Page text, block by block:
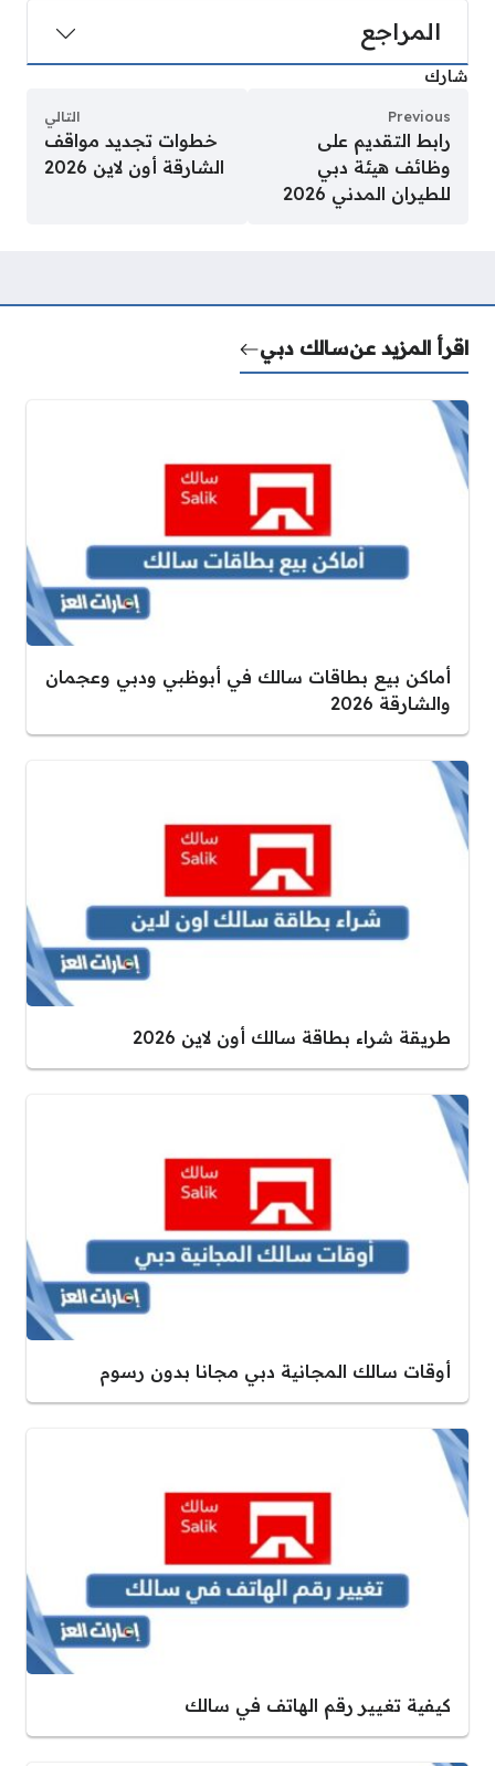
المراجع
شارك
Previous
رابط التقديم على
وظائف هيئة دبي
للطيران المدني 2026
التالي
خطوات تجديد مواقف
الشارقة أون لاين 2026
اقرأ المزيد عنسالك دبي
أماكن بيع بطاقات سالك في أبوظبي ودبي وعجمان
والشارقة 2026
طريقة شراء بطاقة سالك أون لاين 2026
أوقات سالك المجانية دبي مجانا بدون رسوم
كيفية تغيير رقم الهاتف في سالك